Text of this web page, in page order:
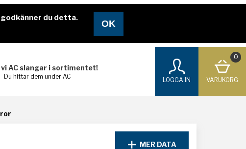
du detta.
vi AC slangar i sortimentet!
Du hittar dem under AC
LOGGA IN
0
VARUKORG
MER DATA